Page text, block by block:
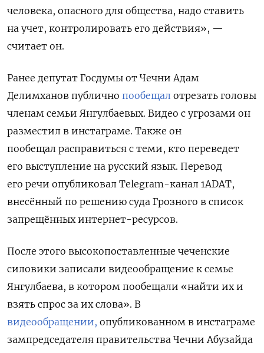
человека, опасного для общества, надо ставить
на учет, контролировать его действия», —
считает он.
Ранее депутат Госдумы от Чечни Адам
Делимханов публично пообещал отрезать головы
членам семьи Янгулбаевых. Видео с угрозами он
разместил в инстаграме. Также он
пообещал расправиться с теми, кто переведет
его выступление на русский язык. Перевод
его речи опубликовал Telegram-канал 1ADAT,
внесённый по решению суда Грозного в список
запрещённых интернет-ресурсов.
После этого высокопоставленные чеченские
силовики записали видеообращение к семье
Янгулбаева, в котором пообещали «найти их и
взять спрос за их слова». В
видеообращении, опубликованном в инстаграме
зампредседателя правительства Чечни Абузайда